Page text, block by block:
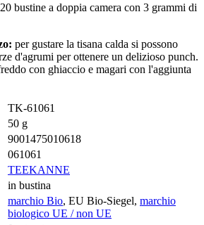
bustine a doppia camera con 3 grammi di
per gustare la tisana calda si possono
d'agrumi per ottenere un delizioso punch.
con ghiaccio e magari con l'aggiunta
TK-61061
50 g
9001475010618
061061
TEEKANNE
in bustina
marchio Bio, EU Bio-Siegel, marchio
biologico UE / non UE